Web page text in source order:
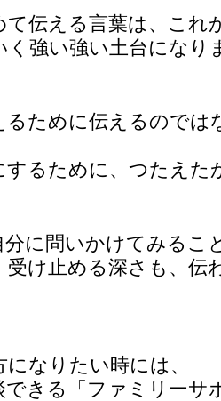
て伝える言葉は、これ
く強い強い土台になり
るために伝えるのでは
するために、つたえた
分に問いかけてみるこ
受け止める深さも、伝
なりたい時には、
できる「ファミリーサ